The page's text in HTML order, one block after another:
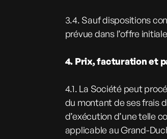
3.4. Sauf dispositions
prévue dans l’offre
4. Prix, facturation et
4.1. La Société peut
du montant de ses frais
d’exécution d’une telle
applicable au Grand-